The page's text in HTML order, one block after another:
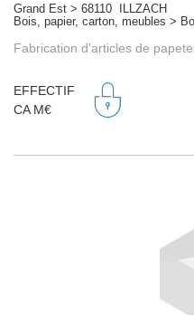
Grand Est > 68110 ILLZACH
Bois, papier, carton, meubles >
Fabrication d'articles de
EFFECTIF
CA M€